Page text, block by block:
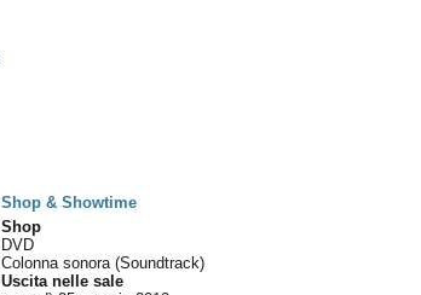
Shop & Showtime
Shop
DVD
Colonna sonora (Soundtrack)
Uscita nelle sale